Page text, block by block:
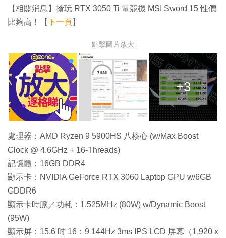
【相關消息】搶玩 RTX 3050 Ti 電競機 MSI Sword 15 性價
比夠高！【下一頁】
↓點擊圖片放大↓
+3
處理器：AMD Ryzen 9 5900HS 八核心 (w/Max Boost
Clock @ 4.6GHz + 16-Threads)
記憶體：16GB DDR4
顯示卡：NVIDIA GeForce RTX 3060 Laptop GPU w/6GB
GDDR6
顯示卡時脈／功耗：1,525MHz (80W) w/Dynamic Boost
(95W)
顯示屏：15.6 吋 16：9 144Hz 3ms IPS LCD 屏幕（1,920 x